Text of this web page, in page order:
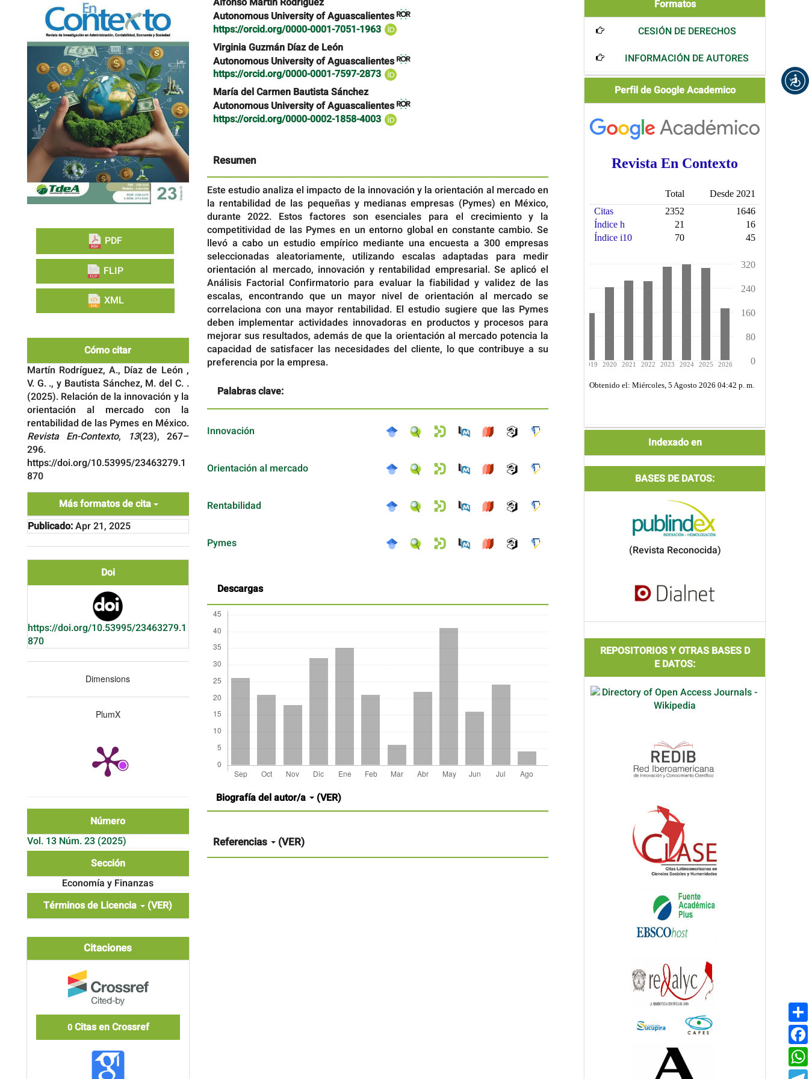
lateral
del
artículo
PDF
FLIP
XML
Cómo citar
Martín Rodríguez, A., Díaz de León ,
V. G. ., y Bautista Sánchez, M. del C. .
(2025). Relación de la innovación y la
orientación al mercado con la
rentabilidad de las Pymes en México.
Revista En-Contexto, 13(23), 267–
296.
https://doi.org/10.53995/23463279.1
870
Más formatos de cita
Publicado:Apr 21, 2025
Doi
https://doi.org/10.53995/23463279.1
870
Dimensions
PlumX
Número
Vol. 13 Núm. 23 (2025)
Sección
Economía y Finanzas
Términos de Licencia
(VER)
Citaciones
0Citas en Crossref
principal
del
artículo
Autonomous University of Aguascalientes
https://orcid.org/0000-0001-7051-1963
Virginia Guzmán Díaz de León
Autonomous University of Aguascalientes
https://orcid.org/0000-0001-7597-2873
María del Carmen Bautista Sánchez
Autonomous University of Aguascalientes
https://orcid.org/0000-0002-1858-4003
Resumen
Este estudio analiza el impacto de la innovación y la orientación al mercado en
la rentabilidad de las pequeñas y medianas empresas (Pymes) en México,
durante 2022. Estos factores son esenciales para el crecimiento y la
competitividad de las Pymes en un entorno global en constante cambio. Se
llevó a cabo un estudio empírico mediante una encuesta a 300 empresas
seleccionadas aleatoriamente, utilizando escalas adaptadas para medir
orientación al mercado, innovación y rentabilidad empresarial. Se aplicó el
Análisis Factorial Confirmatorio para evaluar la fiabilidad y validez de las
escalas, encontrando que un mayor nivel de orientación al mercado se
correlaciona con una mayor rentabilidad. El estudio sugiere que las Pymes
deben implementar actividades innovadoras en productos y procesos para
mejorar sus resultados, además de que la orientación al mercado potencia la
capacidad de satisfacer las necesidades del cliente, lo que contribuye a su
preferencia por la empresa.
Palabras clave:
Innovación
Orientación al mercado
Rentabilidad
Pymes
Descargas
Detalles
del
artículo
Biografía del autor/a (VER)
Referencias (VER)
Formatos
CESIÓN DE DERECHOS
INFORMACIÓN DE AUTORES
ScholarPerfil de Google Academico
Indexado en
BASES DE DATOS:
(Revista Reconocida)
REPOSITORIOS Y OTRAS BASES D
E DATOS: